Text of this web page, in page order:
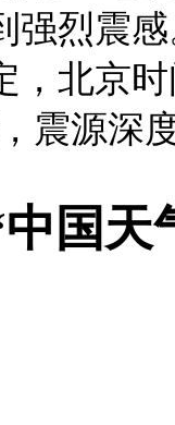
强烈震
北京时
震源深
国天